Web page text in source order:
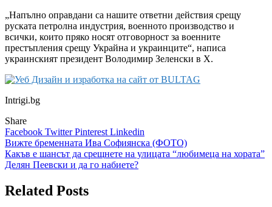
„Напълно оправдани са нашите ответни действия срещу
руската петролна индустрия, военното производство и
всички, които пряко носят отговорност за военните
престъпления срещу Украйна и украинците“, написа
украинският президент Володимир Зеленски в X.
Intrigi.bg
Share
Facebook TwitterPinterest Linkedin
Навигация
Вижте бременната Ива Софиянска (ФОТО)
Какъв е шансът да срещнете на улицата “любимеца на хората”
Делян Пеевски и да го набиете?
Related Posts